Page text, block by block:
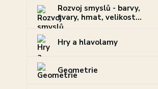
Rozvoj smyslů - barvy,
tvary, hmat, velikost...
Hry a hlavolamy
Geometrie